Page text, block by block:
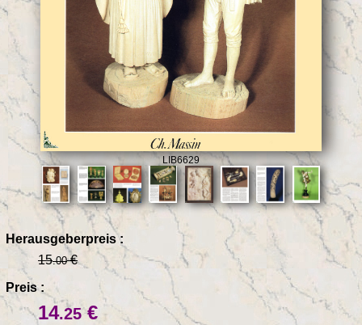
LIB6629
Herausgeberpreis :
15.00€
Preis :
14.25€